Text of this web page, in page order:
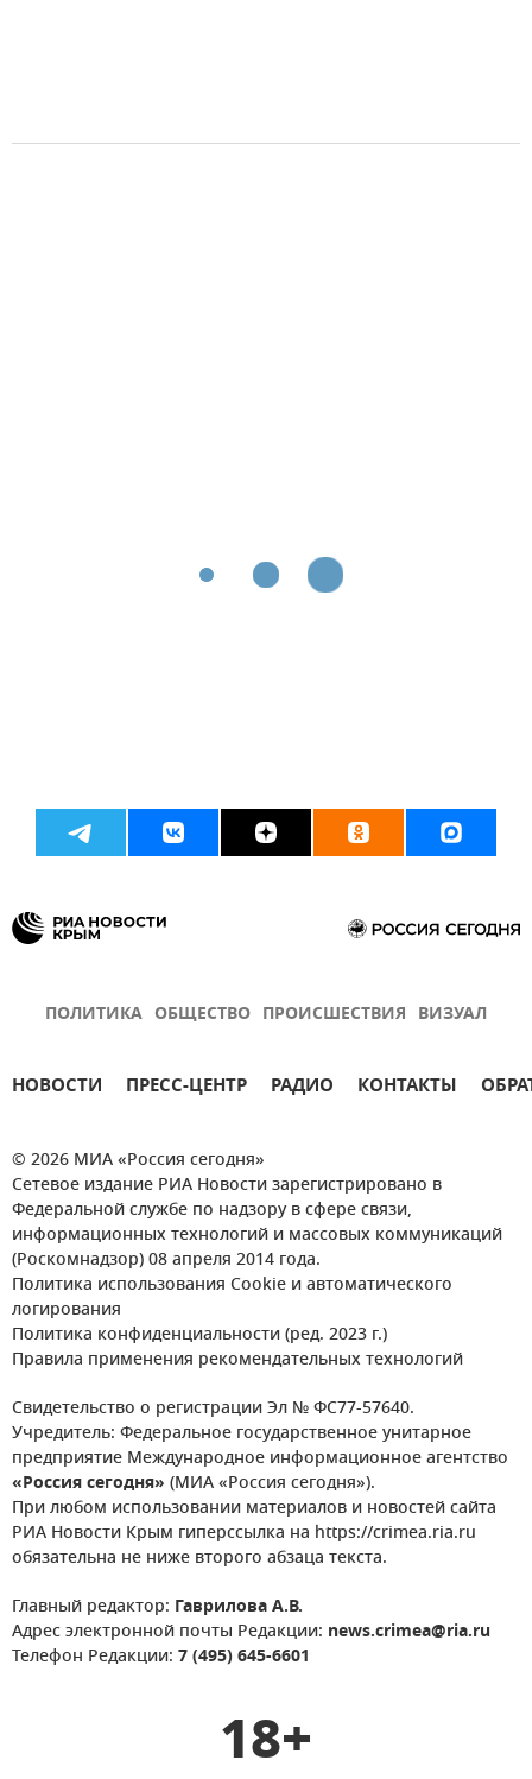
ПОЛИТИКА ОБЩЕСТВО ПРОИСШЕСТВИЯ ВИЗУАЛ
НОВОСТИ ПРЕСС-ЦЕНТР РАДИО КОНТАКТЫ
© 2026 МИА «Россия сегодня»
Сетевое издание РИА Новости зарегистрировано в
Федеральной службе по надзору в сфере связи,
информационных технологий и массовых коммуникаций
(Роскомнадзор) 08 апреля 2014 года.
Политика использования Cookie и автоматического
логирования
Политика конфиденциальности (ред. 2023 г.)
Правила применения рекомендательных технологий
Свидетельство о регистрации Эл № ФС77-57640.
Учредитель: Федеральное государственное унитарное
предприятие Международное информационное агентство
«Россия сегодня» (МИА «Россия сегодня»).
При любом использовании материалов и новостей сайта
РИА Новости Крым гиперссылка на https://crimea.ria.ru
обязательна не ниже второго абзаца текста.
Главный редактор: Гаврилова А.В.
Адрес электронной почты Редакции: news.crimea@ria.ru
Телефон Редакции: 7 (495) 645-6601
18+